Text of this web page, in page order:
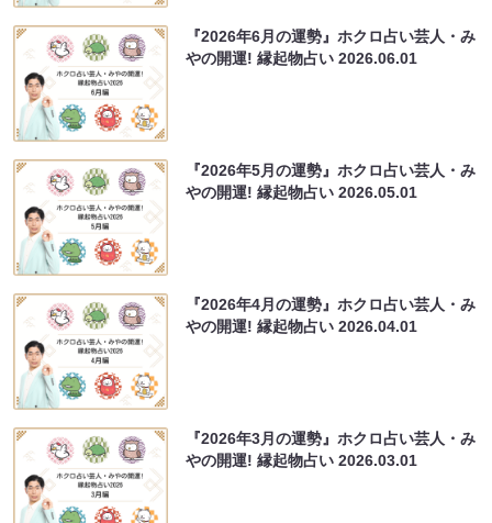
『2026年6月の運勢』ホクロ占い芸人・み
やの開運! 縁起物占い2026.06.01
『2026年5月の運勢』ホクロ占い芸人・み
やの開運! 縁起物占い2026.05.01
『2026年4月の運勢』ホクロ占い芸人・み
やの開運! 縁起物占い2026.04.01
『2026年3月の運勢』ホクロ占い芸人・み
やの開運! 縁起物占い2026.03.01